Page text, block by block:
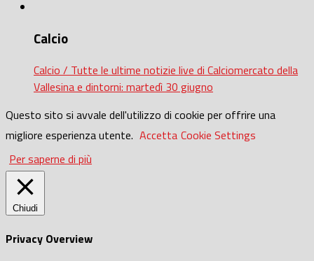
Calcio
Calcio / Tutte le ultime notizie live di Calciomercato della
Vallesina e dintorni: martedì 30 giugno
Questo sito si avvale dell'utilizzo di cookie per offrire una
migliore esperienza utente. Accetta Cookie Settings
Per saperne di più
Chiudi
Privacy Overview